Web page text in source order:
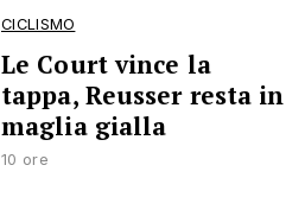
CICLISMO
Le Court vince la
tappa, Reusser resta in
maglia gialla
10 ore